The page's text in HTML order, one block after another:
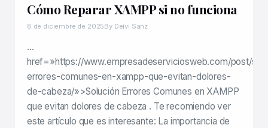
Cómo Reparar XAMPP si no funciona
8 de diciembre de 2025By Deivi Sanz
…
href=»https://www.empresadeserviciosweb.com/post/
errores-comunes-en-xampp-que-evitan-dolores-
de-cabeza/»>Solución Errores Comunes en XAMPP
que evitan dolores de cabeza . Te recomiendo ver
este artículo que es interesante: La importancia de